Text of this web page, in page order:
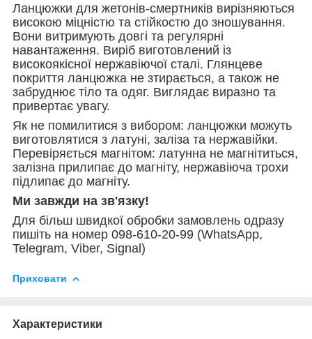
Ланцюжки для жетонів-смертників вирізняються
високою міцністю та стійкостю до зношування.
Вони витримують довгі та регулярні
навантаження. Виріб виготовлений із
високоякісної нержавіючої сталі. Глянцеве
покриття ланцюжка не зтирається, а також не
забруднює тіло та одяг. Виглядає виразно та
привертає увагу.
Як не помилитися з вибором: ланцюжки можуть
виготовлятися з латуні, заліза та нержавійки.
Перевіряється магнітом: латунна не магнітиться,
залізна прилипає до магніту, нержавіюча трохи
підлипає до магніту.
Ми завжди на зв'язку!
Для більш швидкої обробки замовлень одразу
пишіть на номер 098-610-20-99 (WhatsApp,
Telegram, Viber, Signal)
Приховати
Характеристики